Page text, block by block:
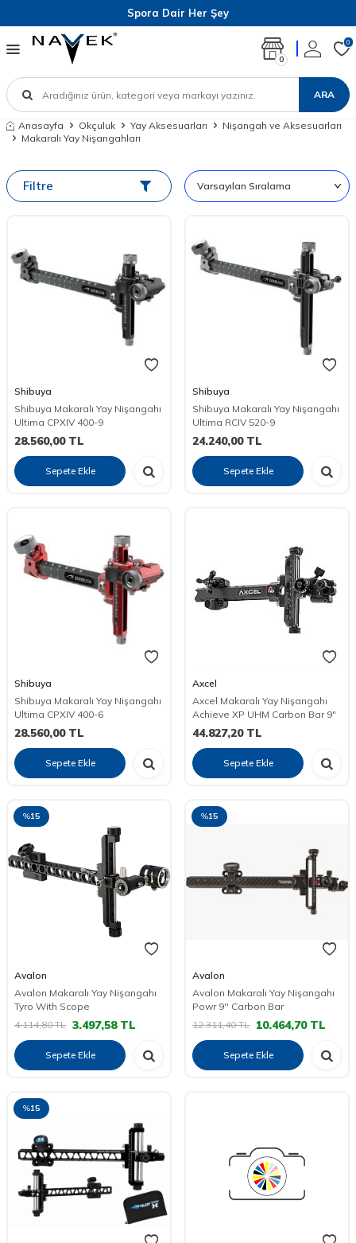
Spora Dair Her Şey
ARA
0
0
Anasayfa Okçuluk Yay Aksesuarları
Nişangah ve Aksesuarları
Makaralı Yay Nişangahları
Filtre
Shibuya
Shibuya Makaralı Yay Nişangahı
Ultima CPXIV 400-9
28.560,00TL
Sepete Ekle
Shibuya
Shibuya Makaralı Yay Nişangahı
Ultima RCIV 520-9
24.240,00TL
Sepete Ekle
Shibuya
Shibuya Makaralı Yay Nişangahı
Ultima CPXIV 400-6
28.560,00TL
Sepete Ekle
Axcel
Axcel Makaralı Yay Nişangahı
Achieve XP UHM Carbon Bar 9"
44.827,20TL
Sepete Ekle
%15
Avalon
Avalon Makaralı Yay Nişangahı
Tyro With Scope
4.114,80TL 3.497,58TL
Sepete Ekle
%15
Avalon
Avalon Makaralı Yay Nişangahı
Powr 9'' Carbon Bar
12.311,40TL 10.464,70TL
Sepete Ekle
%15